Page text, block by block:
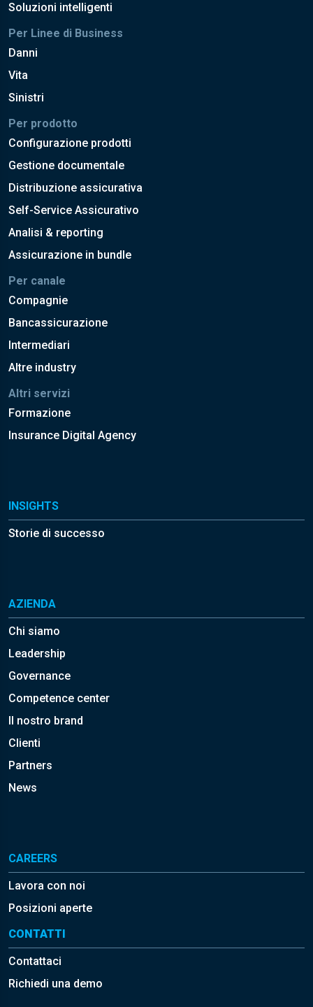
Soluzioni intelligenti
Per Linee di Business
Danni
Vita
Sinistri
Per prodotto
Configurazione prodotti
Gestione documentale
Distribuzione assicurativa
Self-Service Assicurativo
Analisi & reporting
Assicurazione in bundle
Per canale
Compagnie
Bancassicurazione
Intermediari
Altre industry
Altri servizi
Formazione
Insurance Digital Agency
INSIGHTS
Storie di successo
AZIENDA
Chi siamo
Leadership
Governance
Competence center
Il nostro brand
Clienti
Partners
News
CAREERS
Lavora con noi
Posizioni aperte
CONTATTI
Contattaci
Richiedi una demo